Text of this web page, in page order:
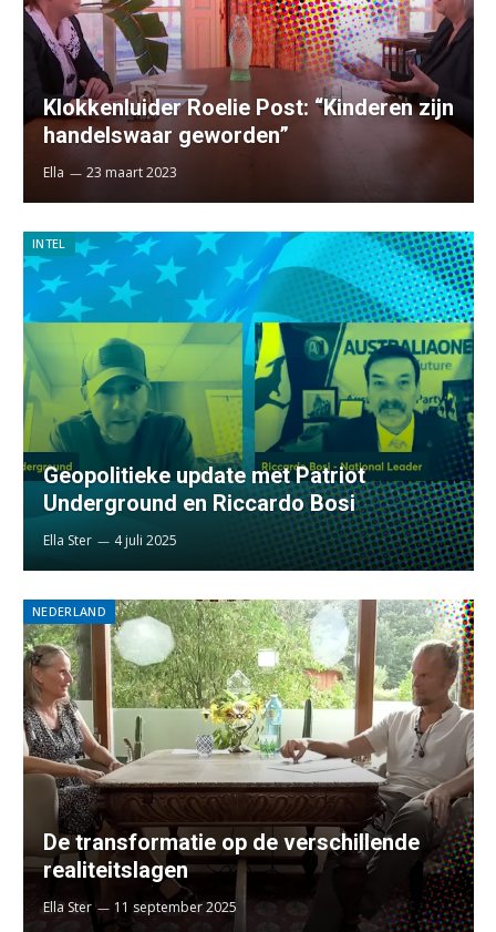
Klokkenluider Roelie Post: “Kinderen zijn
handelswaar geworden”
Ella 23 maart 2023
INTEL
Geopolitieke update met Patriot
Underground en Riccardo Bosi
Ella Ster 4 juli 2025
NEDERLAND
De transformatie op de verschillende
realiteitslagen
Ella Ster 11 september 2025